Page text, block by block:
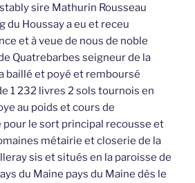
sire Mathurin Rousseau
du Houssay a eu et receu
et à veue de nous de noble
Quatrebarbes seigneur de la
baillé et poyé et remboursé
1 232 livres 2 sols tournois en
au poids et cours de
pour le sort principal recousse et
métairie et closerie de la
sis et situés en la paroisse de
du Maine pays du Maine dès le